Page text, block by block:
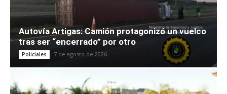
Autovía Artigas: Camión protagonizó un vuelco
tras ser “encerrado” por otro
Policiales 7 de agosto de 2026